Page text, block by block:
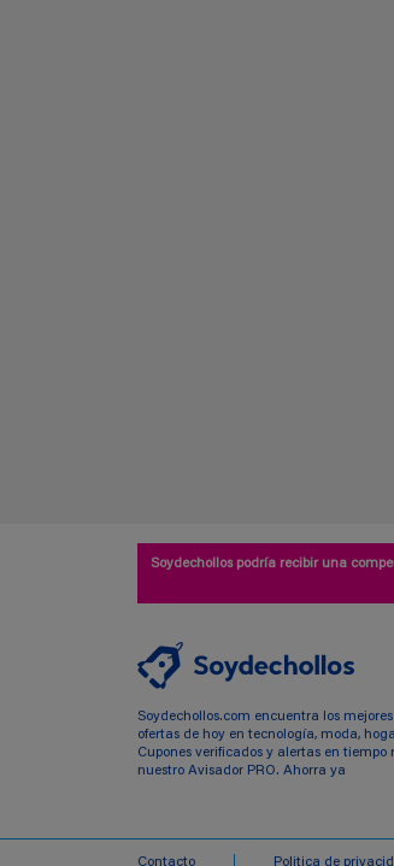
Soydechollos podría recibir una
Soydechollos.com encuentra los
ofertas de hoy en tecnología, moda,
Cupones verificados y alertas en tiempo
nuestro Avisador PRO. Ahorra ya
Contacto Politica de